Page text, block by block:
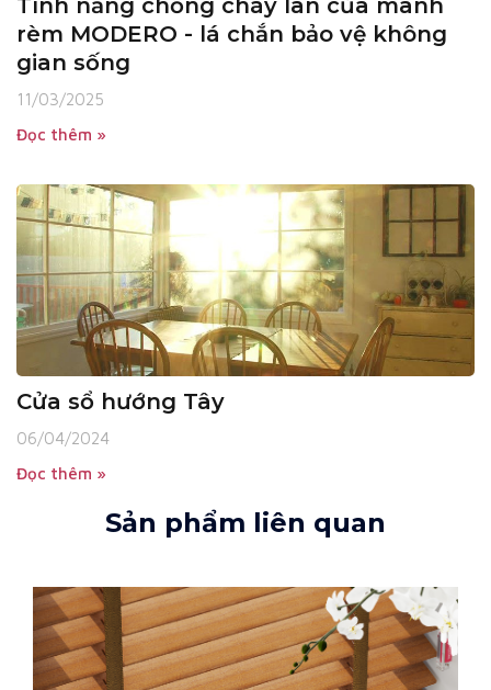
Tính năng chống cháy lan của mành
rèm MODERO - lá chắn bảo vệ không
gian sống
11/03/2025
Đọc thêm »
Cửa sổ hướng Tây
06/04/2024
Đọc thêm »
Sản phẩm liên quan